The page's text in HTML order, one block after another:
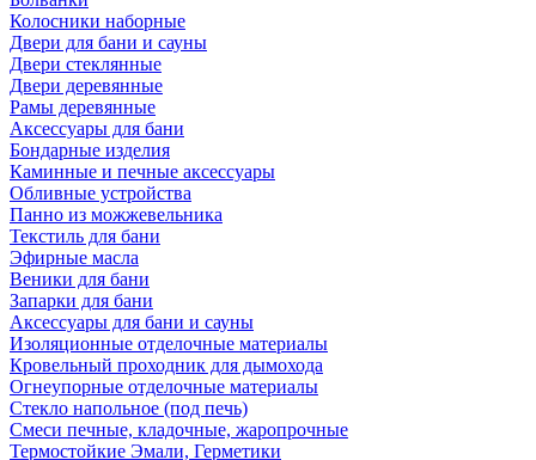
Колосники наборные
Двери для бани и сауны
Двери стеклянные
Двери деревянные
Рамы деревянные
Аксессуары для бани
Бондарные изделия
Каминные и печные аксессуары
Обливные устройства
Панно из можжевельника
Текстиль для бани
Эфирные масла
Веники для бани
Запарки для бани
Аксессуары для бани и сауны
Изоляционные отделочные материалы
Кровельный проходник для дымохода
Огнеупорные отделочные материалы
Стекло напольное (под печь)
Смеси печные, кладочные, жаропрочные
Термостойкие Эмали, Герметики